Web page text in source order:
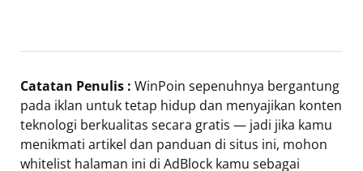
Catatan Penulis : WinPoin sepenuhnya bergantung
pada iklan untuk tetap hidup dan menyajikan konten
teknologi berkualitas secara gratis — jadi jika kamu
menikmati artikel dan panduan di situs ini, mohon
whitelist halaman ini di AdBlock kamu sebagai